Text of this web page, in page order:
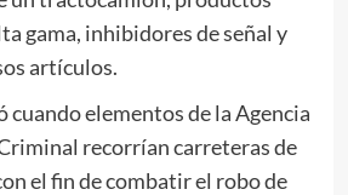
gama, inhibidores de señal y
artículos.
elementos de la Agencia
recorrían carreteras de
el fin de combatir el robo de